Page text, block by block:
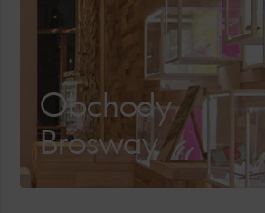
Obchody
Brosway